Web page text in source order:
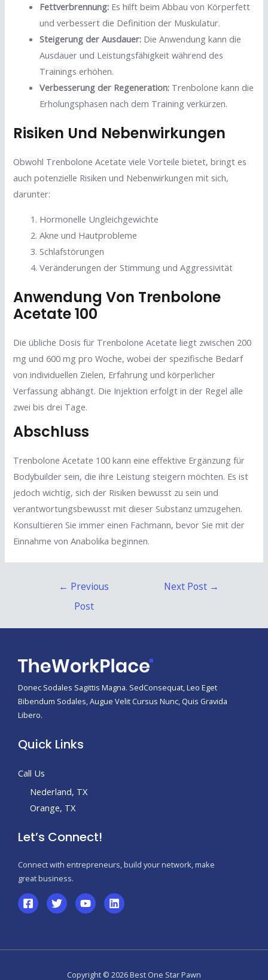
Fettverbrennung: Es hilft beim Abbau von Körperfett
und verbessert die Definition der Muskulatur.
Steigerung der Ausdauer: Die Anwendung kann die
Ausdauer und Leistungsfähigkeit während des
Trainings erhöhen.
Verbesserung der Regeneration: Trenbolone kann die
Erholungsphasen nach dem Training verkürzen.
Risiken Und Nebenwirkungen
Obwohl Trenbolone Acetate viele Vorteile bietet, bringt es
auch potenzielle Risiken und Nebenwirkungen mit sich,
darunter:
Hormonelle Ungleichgewichte
Akne und Hautprobleme
Schlafstörungen
Veränderungen der Stimmung und Aggressivität
Anwendung Von Trenbolone
Acetate 100
Die übliche Dosis für Trenbolone Acetate liegt zwischen 200
mg und 600 mg pro Woche, wobei der spezifische Bedarf
von individuellen Zielen, Erfahrung und körperlicher
Verfassung abhängt. Die Injektion erfolgt in der Regel alle
zwei bis drei Tage.
Abschluss
Trenbolone Acetate 100 kann eine effektive Ergänzung für
Bodybuilder sein, die ihre Leistung steigern möchten. Es ist
jedoch wichtig, sich der Risiken bewusst zu sein und
verantwortungsbewusst mit dieser Substanz umzugehen.
Konsultieren Sie immer einen Fachmann, bevor Sie mit der
Einnahme von Anabolika beginnen.
← Previous
Post
Next Post →
Donec Sodales Sagittis Magna. SedConsequat, Leo Eget
Bibendum Sodales, Augue Velit Cursus Nunc, Quis Gravida
Libero.
Quick Links
Call Us
Nederland, TX
Orange, TX
Let’s Connect!
Connect with entrepreneurs, build your network, make
great business.
Copyright © 2026 Best One Star Pawn